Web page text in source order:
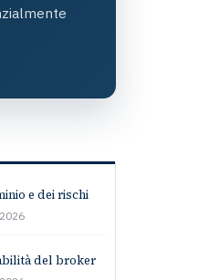
e dei rischi
del broker